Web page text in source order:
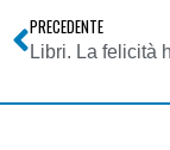
PRECEDENTE